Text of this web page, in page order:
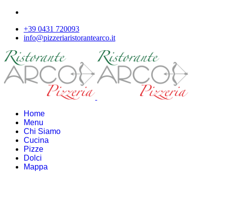
+39 0431 720093
info@pizzeriaristorantearco.it
Home
Menu
Chi Siamo
Cucina
Pizze
Dolci
Mappa